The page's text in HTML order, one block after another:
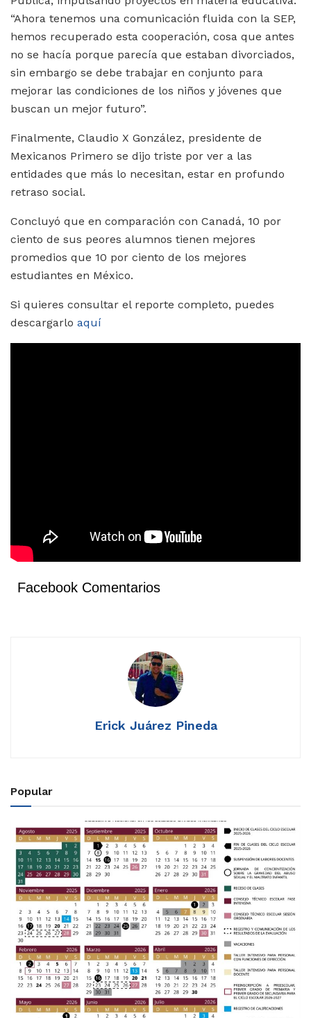
“Ahora tenemos una comunicación fluida con la SEP,
hemos recuperado esta cooperación, cosa que antes
no se hacía porque parecía que estaban divorciados,
sin embargo se debe trabajar en conjunto para
mejorar las condiciones de los niños y jóvenes que
buscan un mejor futuro”.
Finalmente, Claudio X González, presidente de
Mexicanos Primero se dijo triste por ver a las
entidades que más lo necesitan, estar en profundo
retraso social.
Concluyó que en comparación con Canadá, 10 por
ciento de sus peores alumnos tienen mejores
promedios que 10 por ciento de los mejores
estudiantes en México.
Si quieres consultar el reporte completo, puedes
descargarlo aquí
Facebook Comentarios
Erick Juárez Pineda
Popular